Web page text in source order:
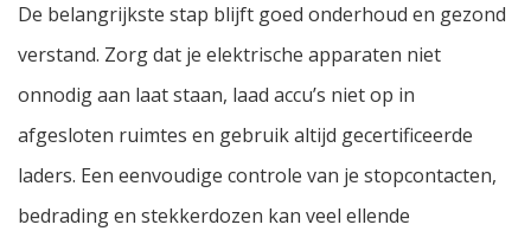
De belangrijkste stap blijft goed onderhoud en gezond
verstand. Zorg dat je elektrische apparaten niet
onnodig aan laat staan, laad accu’s niet op in
afgesloten ruimtes en gebruik altijd gecertificeerde
laders. Een eenvoudige controle van je stopcontacten,
bedrading en stekkerdozen kan veel ellende